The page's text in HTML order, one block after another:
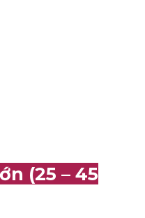
(25 – 45